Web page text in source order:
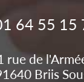
64 55 15
rue de
Briis